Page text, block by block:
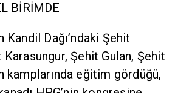
BİRİMDE
Kandil Dağı’ndaki Şehit
Şehit Gulan, Şehit
kamplarında eğitim gördüğü,